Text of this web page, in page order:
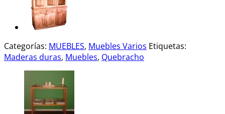
Categorías: MUEBLES, Muebles Varios Etiquetas:
Maderas duras, Muebles, Quebracho